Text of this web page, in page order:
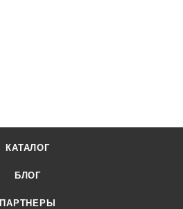
КАТАЛОГ
БЛОГ
ПАРТНЕРЫ